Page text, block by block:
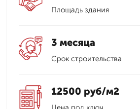
Площадь здания
3 месяца
Срок строительства
12500 руб/м2